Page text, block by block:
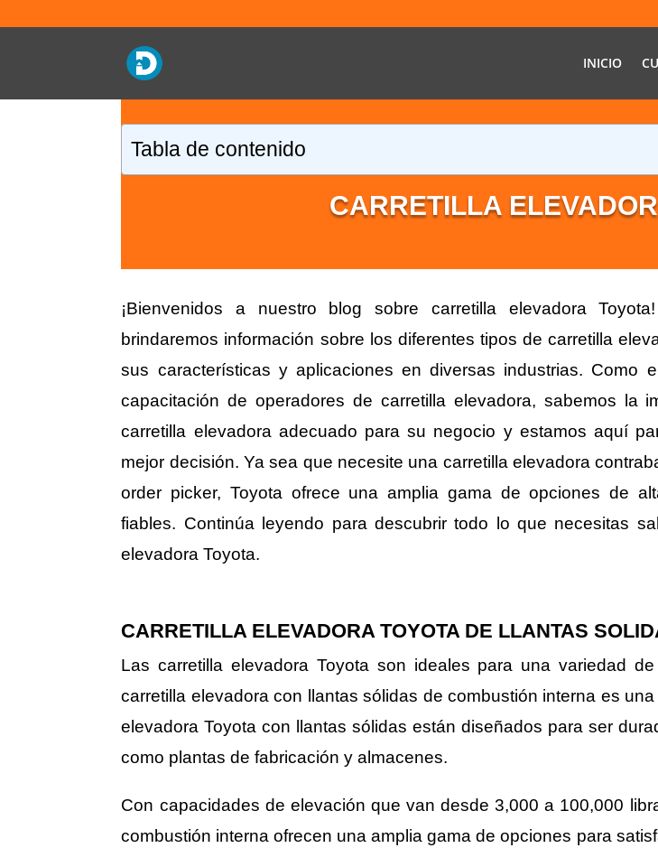
INICIO
Tabla de contenido
CARRETILLA
¡Bienvenidos a nuestro blog sobre carretilla elevadora
brindaremos información sobre los diferentes tipos de carretilla
sus características y aplicaciones en diversas industrias. Como
capacitación de operadores de carretilla elevadora, sabemos la
carretilla elevadora adecuado para su negocio y estamos aquí
mejor decisión. Ya sea que necesite una carretilla elevadora
order picker, Toyota ofrece una amplia gama de opciones de
fiables. Continúa leyendo para descubrir todo lo que necesitas
elevadora Toyota.
CARRETILLA ELEVADORA TOYOTA DE LLANTAS
Las carretilla elevadora Toyota son ideales para una variedad
carretilla elevadora con llantas sólidas de combustión interna es
elevadora Toyota con llantas sólidas están diseñados para ser
como plantas de fabricación y almacenes.
Con capacidades de elevación que van desde 3,000 a 100,000
combustión interna ofrecen una amplia gama de opciones para